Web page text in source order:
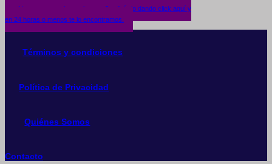
¿No encuentras lo que buscas? solicítalo dando click aquí y
en 24 horas o menos te lo encontramos.
Términos y condiciones
Política de Privacidad
Quiénes Somos
Contacto